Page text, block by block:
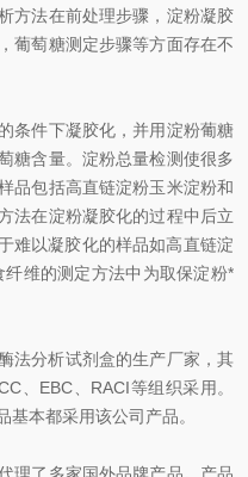
方法在前处理步骤，淀粉凝胶
葡萄糖测定步骤等方面存在不
件下凝胶化，并用淀粉葡糖
糖含量。淀粉总量检测使很多
品包括高直链淀粉玉米淀粉和
法在淀粉凝胶化的过程中后立
难以凝胶化的样品如高直链淀
维的测定方法中为取保淀粉*
分析试剂盒的生产厂家，其
、EBC、RACI等组织采用。
本都采用该公司产品。